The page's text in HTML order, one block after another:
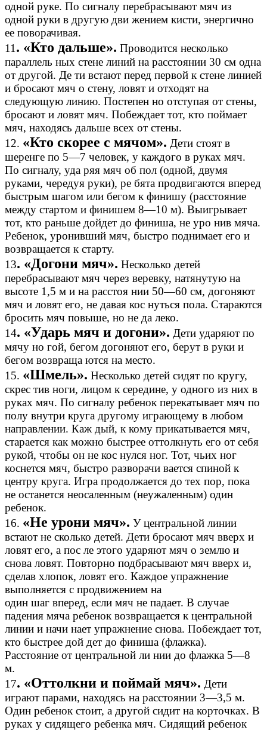
одной руке. По сигналу перебрасывают мяч из
одной руки в другую дви жением кисти, энергично
ее поворачивая.
11 . «Кто дальше». Проводится несколько
параллель ных стене линий на расстоянии 30 см одна
от другой. Де ти встают перед первой к стене линией
и бросают мяч о стену, ловят и отходят на
следующую линию. Постепен но отступая от стены,
бросают и ловят мяч. Побеждает тот, кто поймает
мяч, находясь дальше всех от стены.
12. «Кто скорее с мячом». Дети стоят в
шеренге по 5—7 человек, у каждого в руках мяч.
По сигналу, уда ряя мяч об пол (одной, двумя
руками, чередуя руки), ре бята продвигаются вперед
быстрым шагом или бегом к финишу (расстояние
между стартом и финишем 8—10 м). Выигрывает
тот, кто раньше дойдет до финиша, не уро нив мяча.
Ребенок, уронивший мяч, быстро поднимает его и
возвращается к старту.
13. «Догони мяч». Несколько детей
перебрасывают мяч через веревку, натянутую на
высоте 1,5 м и на расстоя нии 50—60 см, догоняют
мяч и ловят его, не давая кос нуться пола. Стараются
бросить мяч повыше, но не да леко.
14. «Ударь мяч и догони». Дети ударяют по
мячу но гой, бегом догоняют его, берут в руки и
бегом возвраща ются на место.
15. «Шмель». Несколько детей сидят по кругу,
скрес тив ноги, лицом к середине, у одного из них в
руках мяч. По сигналу ребенок перекатывает мяч по
полу внутри круга другому играющему в любом
направлении. Каж дый, к кому прикатывается мяч,
старается как можно быстрее оттолкнуть его от себя
рукой, чтобы он не кос нулся ног. Тот, чьих ног
коснется мяч, быстро разворачи вается спиной к
центру круга. Игра продолжается до тех пор, пока
не останется неосаленным (неужаленным) один
ребенок.
16. «Не урони мяч». У центральной линии
встают не сколько детей. Дети бросают мяч вверх и
ловят его, а пос ле этого ударяют мяч о землю и
снова ловят. Повторно подбрасывают мяч вверх и,
сделав хлопок, ловят его. Каждое упражнение
выполняется с продвижением на
один шаг вперед, если мяч не падает. В случае
падения мяча ребенок возвращается к центральной
линии и начи нает упражнение снова. Побеждает тот,
кто быстрее дой дет до финиша (флажка).
Расстояние от центральной ли нии до флажка 5—8
м.
17. «Оттолкни и поймай мяч». Дети
играют парами, находясь на расстоянии 3—3,5 м.
Один ребенок стоит, а другой сидит на корточках. В
руках у сидящего ребенка мяч. Сидящий ребенок